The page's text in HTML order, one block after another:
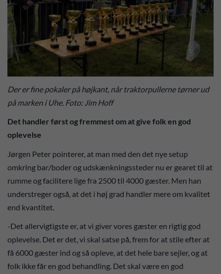
Der er fine pokaler på højkant, når traktorpullerne tørner ud
på marken i Uhe. Foto: Jim Hoff
Det handler først og fremmest om at give folk en god
oplevelse
Jørgen Peter pointerer, at man med den det nye setup
omkring bar/boder og udskænkningssteder nu er gearet til at
rumme og facilitere lige fra 2500 til 4000 gæster. Men han
understreger også, at det i høj grad handler mere om kvalitet
end kvantitet.
-Det allervigtigste er, at vi giver vores gæster en rigtig god
oplevelse. Det er det, vi skal satse på, frem for at stile efter at
få 6000 gæster ind og så opleve, at det hele bare sejler, og at
folk ikke får en god behandling. Det skal være en god